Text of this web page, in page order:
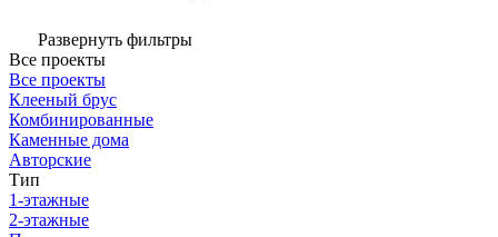
Развернуть фильтры
Все проекты
Все проекты
Клееный брус
Комбинированные
Каменные дома
Авторские
Тип
1-этажные
2-этажные